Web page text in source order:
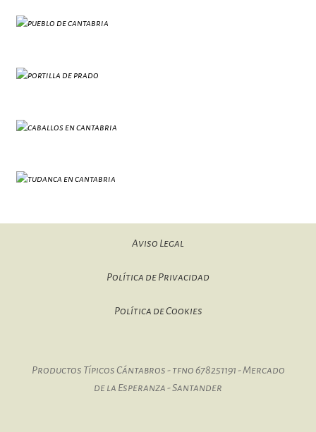
Aviso Legal
Política de Privacidad
Política de Cookies
Productos Típicos Cántabros - tfno 678251191 - Mercado
de la Esperanza - Santander